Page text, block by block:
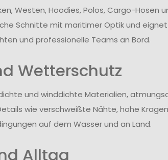
Westen, Hoodies, Polos, Cargo-Hosen
Schnitte mit maritimer Optik und
und professionelle Teams an Bord.
Wetterschutz
und winddichte Materialien,
wie verschweißte Nähte, hohe
auf dem Wasser und an Land.
Alltag